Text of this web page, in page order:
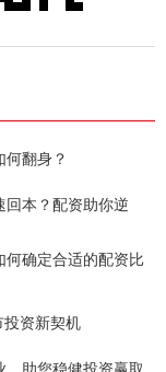
翻身？
本？配资助你逆
确定合适的配资比
资新契机
助您稳健投资赢取